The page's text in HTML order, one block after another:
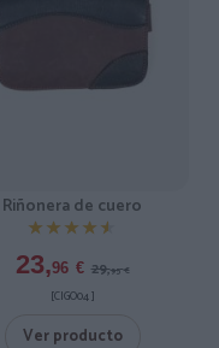
Riñonera de cuero
★★★★★
★★★★★
23,96 € 29,95 €
[CIGO04 ]
Ver producto